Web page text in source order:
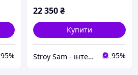
95%
22 350₴
Купити
Stroy Sam - інтернет магазин інструментів 95%